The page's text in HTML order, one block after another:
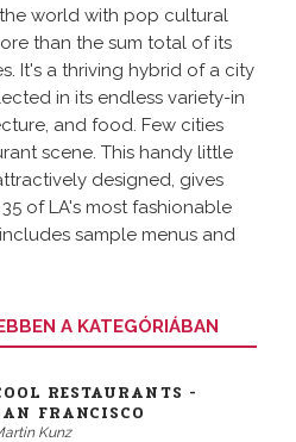
world with pop cultural
than the sum total of its
It's a thriving hybrid of a city
in its endless variety-in
and food. Few cities
scene. This handy little
designed, gives
of LA's most fashionable
sample menus and
A KATEGÓRIÁBAN
RESTAURANTS -
FRANCISCO
Kunz